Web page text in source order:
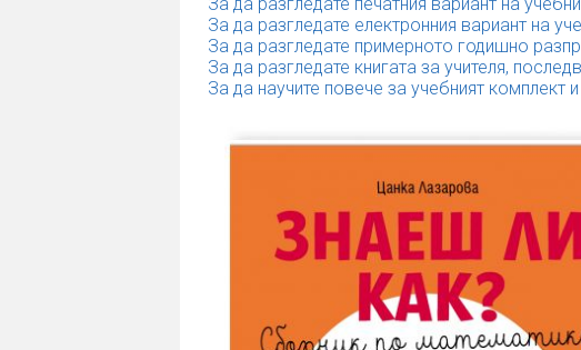
За да разгледате електронния вариант на
За да разгледате примерното годишно
За да разгледате книгата за учителя,
За да научите повече за учебният комплект